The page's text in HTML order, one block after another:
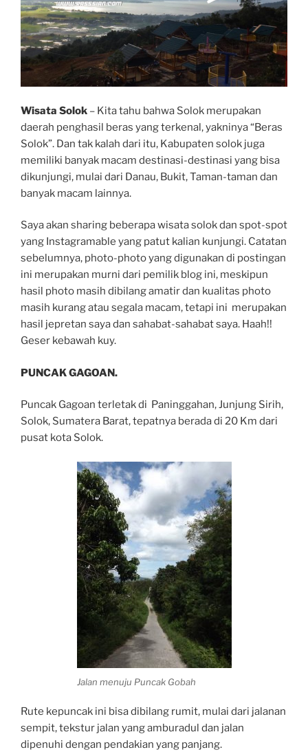
b
o
o
k
s
A
p
l
r
e
Wisata Solok – Kita tahu bahwa Solok merupakan
daerah penghasil beras yang terkenal, yakninya “Beras
Solok”. Dan tak kalah dari itu, Kabupaten solok juga
memiliki banyak macam destinasi-destinasi yang bisa
dikunjungi, mulai dari Danau, Bukit, Taman-taman dan
banyak macam lainnya.
Saya akan sharing beberapa wisata solok dan spot-spot
yang Instagramable yang patut kalian kunjungi. Catatan
sebelumnya, photo-photo yang digunakan di postingan
ini merupakan murni dari pemilik blog ini, meskipun
hasil photo masih dibilang amatir dan kualitas photo
masih kurang atau segala macam, tetapi ini merupakan
hasil jepretan saya dan sahabat-sahabat saya. Haah!!
Geser kebawah kuy.
PUNCAK GAGOAN.
Puncak Gagoan terletak di Paninggahan, Junjung Sirih,
Solok, Sumatera Barat, tepatnya berada di 20 Km dari
pusat kota Solok.
Jalan menuju Puncak Gobah
Rute kepuncak ini bisa dibilang rumit, mulai dari jalanan
sempit, tekstur jalan yang amburadul dan jalan
dipenuhi dengan pendakian yang panjang.